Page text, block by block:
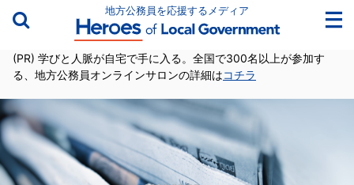
地方公務員を応援するメディア
(PR) 学びと人脈が自宅で手に入る。全国で300名以上が参加す
る、地方公務員オンラインサロンの詳細はコチラ